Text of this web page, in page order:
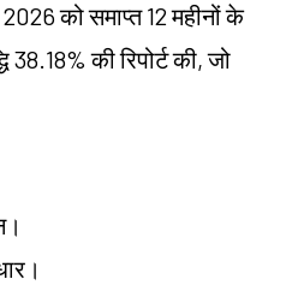
को समाप्त 12 महीनों के
38.18% की रिपोर्ट की, जो